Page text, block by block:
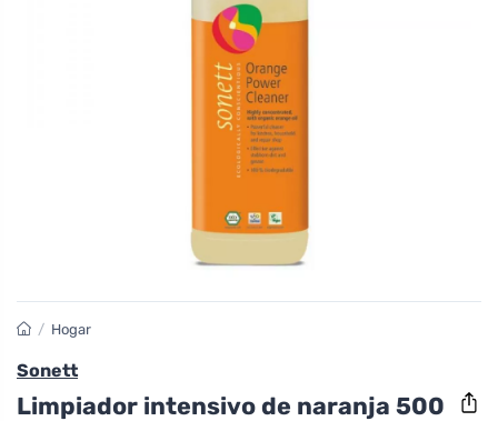
/ Hogar
Sonett
Limpiador intensivo de naranja 500